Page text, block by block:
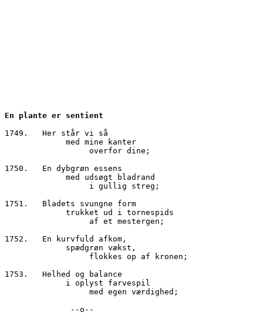
En plante er sentient
1749.	Her står vi så
     	     med mine kanter
                  overfor dine;
1750.	En dybgrøn essens
     	     med udsøgt bladrand
	          i gullig streg;
1751.	Bladets svungne form
             trukket ud i tornespids
                  af et mestergen;
1752.	En kurvfuld afkom,
  	     spædgrøn vækst,
                  flokkes op af kronen;
1753.	Helhed og balance
    	     i oplyst farvespil
                  med egen værdighed;
              --o--